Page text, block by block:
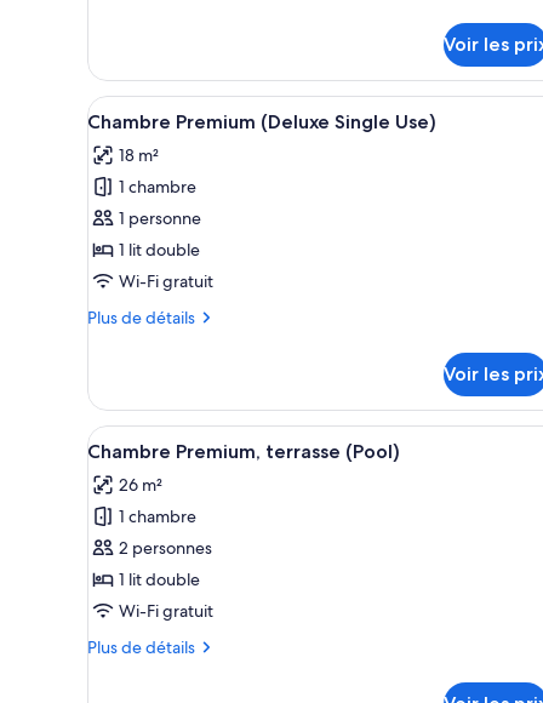
adults)
de
chambre
Chambre
(3
adults)
Voir les
Afficher
toutes
les
photos
pour
ce
type
chambre :
(Deluxe
Single
Use)
Une chambre d’hôtel
4
Chambre Premium (Deluxe Single Use)
18 m²
1 chambre
1 personne
1 lit double
Wi-Fi gratuit
Plus de détails
Plus
le
type
de
Chambre
Premium
(Deluxe
Single
Use)
Voir les
Afficher
toutes
les
photos
pour
ce
type
chambre :
Coffres-forts dans les
5
Chambre Premium, terrasse (Pool)
26 m²
1 chambre
2 personnes
1 lit double
Wi-Fi gratuit
Plus de détails
Plus